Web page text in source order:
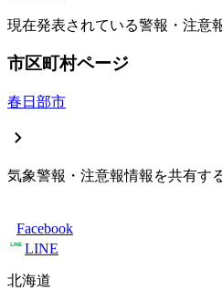
現在発表されている警報・注意
市区町村ページ
春日部市
気象警報・注意報情報を共有す
Facebook
LINE
北海道